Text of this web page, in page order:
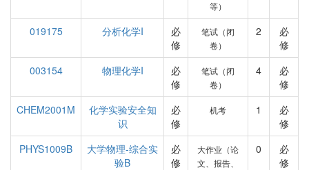
等）
019175 分析化学I
必
修
笔试（闭
卷）
2
必
修
003154
物理化学I
必
修
笔试（闭
卷）
4
必
修
CHEM2001M
化学实验安全知
识
必
修
机考 1
必
修
PHYS1009B
大学物理-综合实
验B
必
修
大作业（论
文、报告、
0
必
修